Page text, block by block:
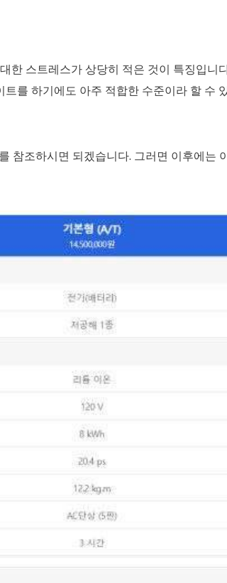
한 스트레스가 상당히 적은 것이 특징입
를 하기에도 아주 적합한 수준이라 할 수
참조하시면 되겠습니다. 그러면 이후에는